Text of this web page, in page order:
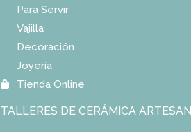
Para Servir
Vajilla
Decoración
Joyería
Tienda Online
TALLERES DE CERÁMICA